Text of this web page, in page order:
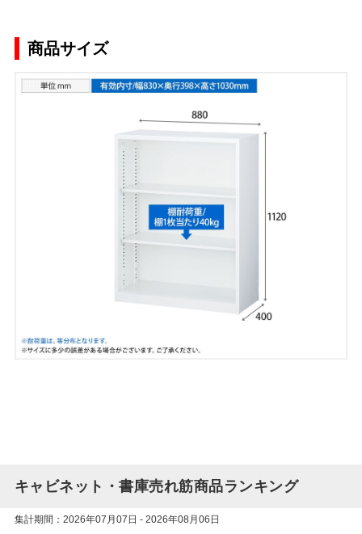
商品サイズ
キャビネット・書庫売れ筋商品ランキング
集計期間：2026年07月07日 - 2026年08月06日